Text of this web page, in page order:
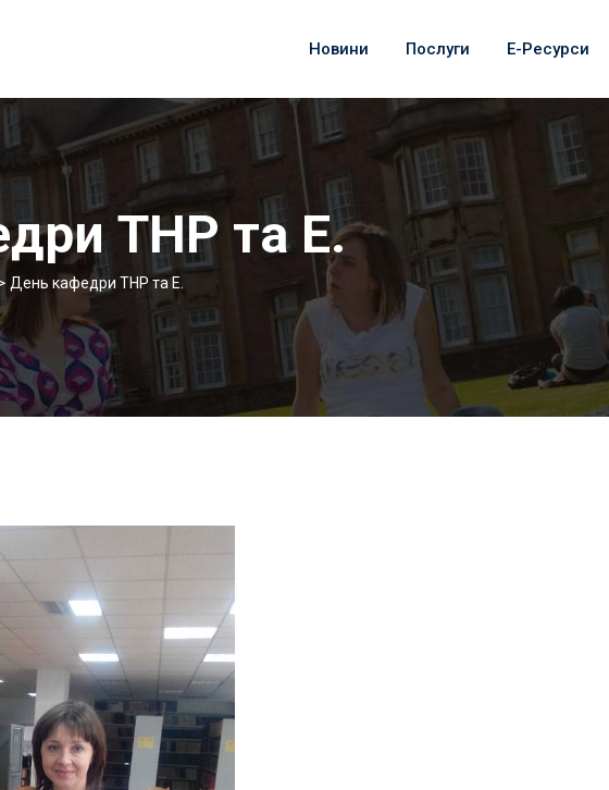
Новини Послуги Е-Ресурси
ТНР та Е.
День кафедри ТНР та Е.